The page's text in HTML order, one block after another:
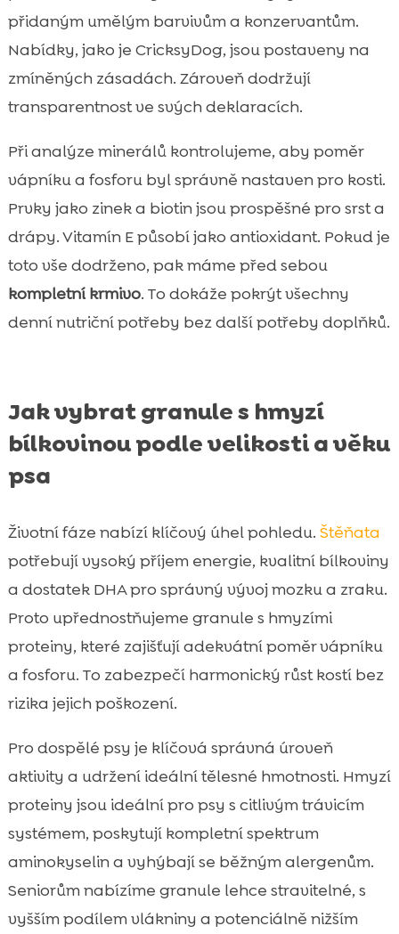
přidaným umělým barvivům a konzervantům.
Nabídky, jako je CricksyDog, jsou postaveny na
zmíněných zásadách. Zároveň dodržují
transparentnost ve svých deklaracích.
Při analýze minerálů kontrolujeme, aby poměr
vápníku a fosforu byl správně nastaven pro kosti.
Prvky jako zinek a biotin jsou prospěšné pro srst a
drápy. Vitamín E působí jako antioxidant. Pokud je
toto vše dodrženo, pak máme před sebou
kompletní krmivo. To dokáže pokrýt všechny
denní nutriční potřeby bez další potřeby doplňků.
Jak vybrat granule s hmyzí
bílkovinou podle velikosti a věku
psa
Životní fáze nabízí klíčový úhel pohledu. Štěňata
potřebují vysoký příjem energie, kvalitní bílkoviny
a dostatek DHA pro správný vývoj mozku a zraku.
Proto upřednostňujeme granule s hmyzími
proteiny, které zajišťují adekvátní poměr vápníku
a fosforu. To zabezpečí harmonický růst kostí bez
rizika jejich poškození.
Pro dospělé psy je klíčová správná úroveň
aktivity a udržení ideální tělesné hmotnosti. Hmyzí
proteiny jsou ideální pro psy s citlivým trávicím
systémem, poskytují kompletní spektrum
aminokyselin a vyhýbají se běžným alergenům.
Seniorům nabízíme granule lehce stravitelné, s
vyšším podílem vlákniny a potenciálně nižším